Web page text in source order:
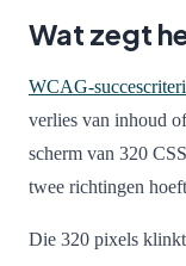
Wat zegt
WCAG-
verlies van inhoud
scherm van 320
twee richtingen
Die 320 pixels